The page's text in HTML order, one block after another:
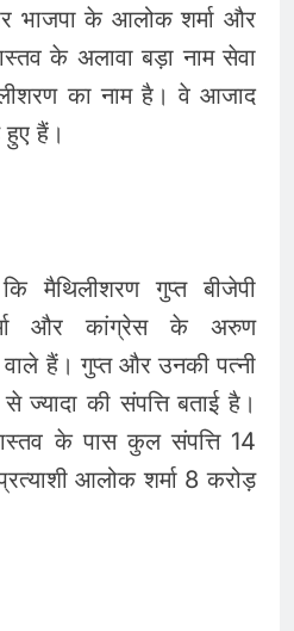
भाजपा के आलोक शर्मा और
के अलावा बड़ा नाम सेवा
का नाम है। वे आजाद
हैं।
मैथिलीशरण गुप्त बीजेपी
और कांग्रेस के अरुण
वाले हैं। गुप्त और उनकी पत्नी
की संपत्ति बताई है।
के पास कुल संपत्ति 14
आलोक शर्मा 8 करोड़